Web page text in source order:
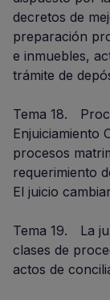
decretos de
preparación
e inmuebles,
trámite de
Tema 18.
Enjuiciamiento
procesos
requerimiento
El juicio
Tema 19. La
clases de
actos de